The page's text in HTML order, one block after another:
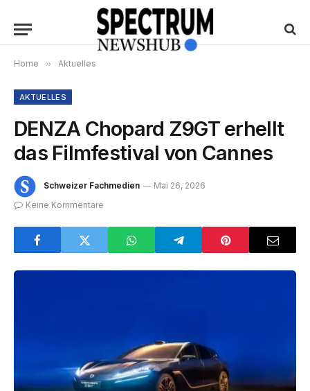
Home » Aktuelles
AKTUELLES
DENZA Chopard Z9GT erhellt
das Filmfestival von Cannes
Schweizer Fachmedien
Mai 26, 2026
Keine Kommentare